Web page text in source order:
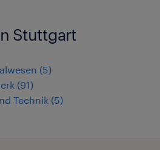
Stuttgart
(5)
(91)
Technik (5)